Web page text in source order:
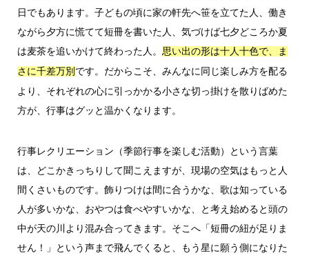
日でもあります。子どもの頃に家の軒先へ笹を立てた人、働き
ながら夕方に慌てて短冊を書いた人、気づけば七夕どころか夏
は麦茶を追いかけて終わった人。 思い出の形は十人十色で、ま
さに千差万別 です。だからこそ、みんなに同じ楽しみ方を配る
より、それぞれの心に引っかかる小さな切っ掛けを散りばめた
方が、行事はグッと温かくなります。
行事レクリエーション（季節行事を楽しむ活動）という言葉
は、どこかきっちりして聞こえますが、現場の空気はもっと人
間くさいものです。飾りつけは間に合うかな、歌は知っている
人が多いかな、おやつは食べやすいかな、と考え始めると頭の
中が天の川より混み合ってきます。そこへ「短冊の紐が足りま
せん！」という声まで飛んでくると、もう星に願う側になりた